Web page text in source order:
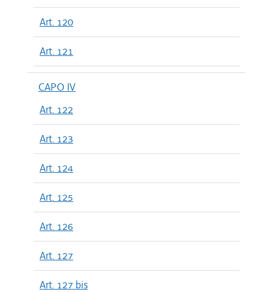
Art. 120
Art. 121
CAPO IV
Art. 122
Art. 123
Art. 124
Art. 125
Art. 126
Art. 127
Art. 127 bis